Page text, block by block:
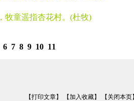
牧童遥指杏花村。 (杜牧)
6 7 8 9 10 11
【打印文章】
【加入收藏】 【关闭本页